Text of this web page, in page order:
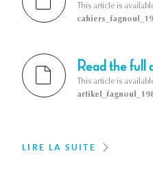
This article is
Read the full
This article is
LIRE LA SUITE